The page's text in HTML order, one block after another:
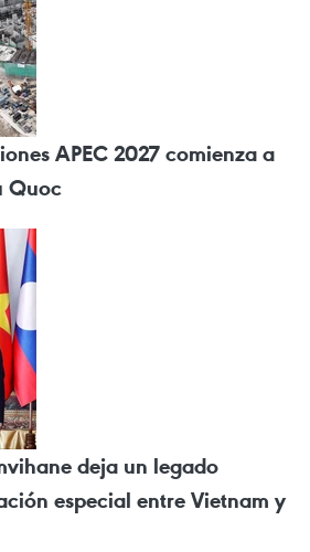
APEC 2027 comienza a
Quoc
deja un legado
especial entre Vietnam y